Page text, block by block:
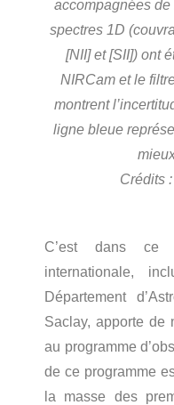
accompagnées
spectres 1D
[NII] et [SII]) ont
NIRCam et le
montrent
ligne bleue
Crédits
C’est dans ce
internationale,
Département
Saclay, apporte de
au programme
de ce programme
la masse des